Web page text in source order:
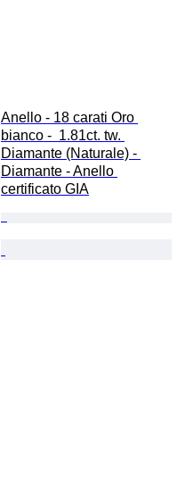
Anello - 18 carati Oro
bianco -  1.81ct. tw.
Diamante (Naturale) -
Diamante - Anello
certificato GIA